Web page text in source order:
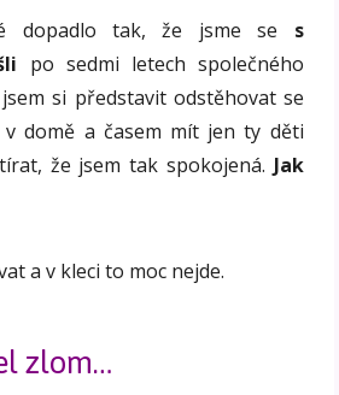
dopadlo tak, že jsme se s
po sedmi letech společného
si představit odstěhovat se
domě a časem mít jen ty děti
že jsem tak spokojená. Jak
a v kleci to moc nejde.
zlom…